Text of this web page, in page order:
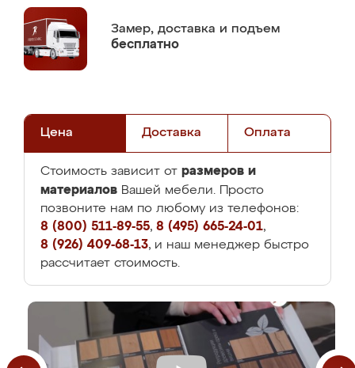
Замер, доставка и подъем
бесплатно
Цена Доставка Оплата
Стоимость зависит от размеров и
материалов Вашей мебели. Просто
позвоните нам по любому из телефонов:
8 (800) 511-89-55, 8 (495) 665-24-01,
8 (926) 409-68-13, и наш менеджер быстро
рассчитает стоимость.